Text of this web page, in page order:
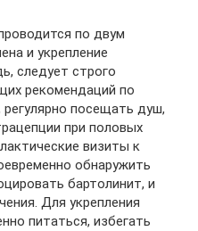
по двум
и укрепление
следует строго
рекомендаций по
посещать душ,
при половых
визиты к
обнаружить
бартолинит, и
Для укрепления
питаться, избегать